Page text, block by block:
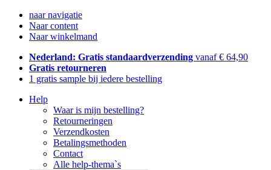
naar navigatie
Naar content
Naar winkelmand
Nederland: Gratis standaardverzending vanaf € 64,90
Gratis retourneren
1 gratis sample bij iedere bestelling
Help
Waar is mijn bestelling?
Retourneringen
Verzendkosten
Betalingsmethoden
Contact
Alle help-thema`s